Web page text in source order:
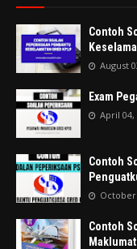
Contoh
August
Exam
April 04,
Contoh
October
Contoh
Maklumat